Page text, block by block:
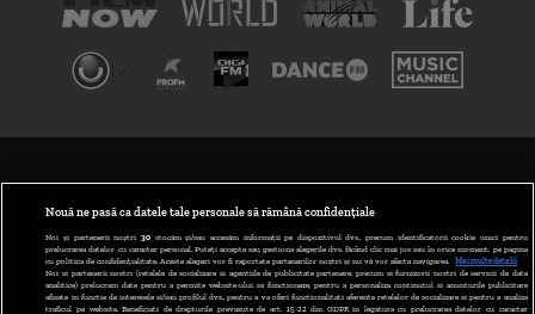
ABONARE DIGI TV
GESTIONAȚI PREFERINȚELE
Nouă ne pasă ca datele tale personale să rămână confidențiale
Noi și partenerii noștri 30stocăm și/sau accesăm informații pe dispozitivul dvs., precum identificatorii cookie unici pentru
prelucrarea datelor cu caracter personal. Puteți accepta sau gestiona alegerile dvs. făcând clic mai jos sau în orice moment, pe pagina
cu politica de confidențialitate. Aceste alegeri vor fi raportate partenerilor noștri și nu vă vor afecta navigarea.
Mai multe detalii
Noi si partenerii nostri (retelele de socializare si agentiile de publicitate partenere, precum si furnizorii nostri de servicii de date
analitice) prelucram date pentru a permite website-ului sa functioneze, pentru a personaliza continutul si anunturile publicitare
afisate in functie de interesele si/sau profilul dvs., pentru a va oferi functionalitati aferente retelelor de socializare si pentru a analiza
traficul pe website. Beneficiati de drepturile prevazute de art. 15-22 din GDPR in legatura cu prelucrarea datelor cu caracter